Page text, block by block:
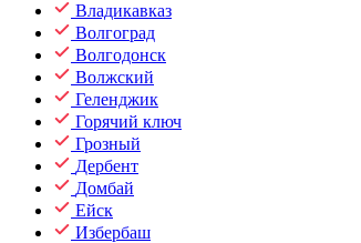
Владикавказ
Волгоград
Волгодонск
Волжский
Геленджик
Горячий ключ
Грозный
Дербент
Домбай
Ейск
Избербаш